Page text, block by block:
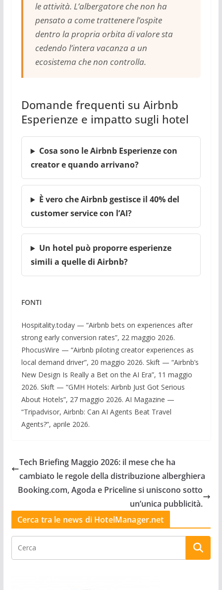
le attività. L’albergatore che non ha
pensato a come trattenere l’ospite
dentro la propria orbita di valore sta
cedendo l’intera vacanza a un
ecosistema che non controlla.
Domande frequenti su Airbnb
Esperienze e impatto sugli hotel
Cosa sono le Airbnb Esperienze con
creator e quando arrivano?
È vero che Airbnb gestisce il 40% del
customer service con l’AI?
Un hotel può proporre esperienze
simili a quelle di Airbnb?
FONTI
Hospitality.today — “Airbnb bets on experiences after
strong early conversion rates”, 22 maggio 2026.
PhocusWire — “Airbnb piloting creator experiences as
local demand driver”, 20 maggio 2026. Skift — “Airbnb’s
New Design Is Really a Bet on the AI Era”, 11 maggio
2026. Skift — “GMH Hotels: Airbnb Just Got Serious
About Hotels”, 27 maggio 2026. AI Magazine —
“Tripadvisor, Airbnb: Can AI Agents Beat Travel
Agents?”, aprile 2026.
Tech Briefing Maggio 2026: il mese che ha
cambiato le regole della distribuzione alberghiera
Booking.com, Agoda e Priceline si uniscono sotto
un’unica pubblicità.
Cerca tra le news di HotelManager.net